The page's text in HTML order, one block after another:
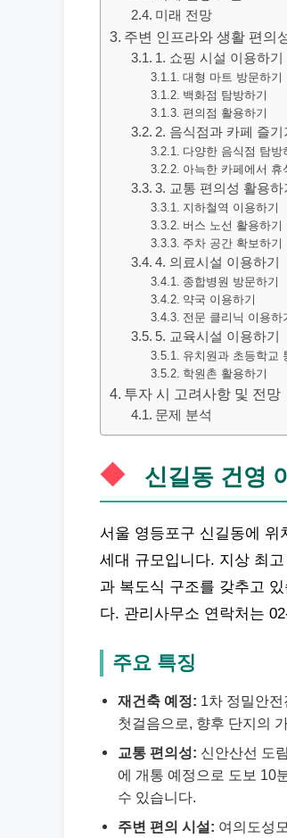
미래 전망
주변 인프라와 생활 편의
1. 쇼핑 시설 이용하기
대형 마트 방문하기
백화점 탐방하기
편의점 활용하기
2. 음식점과 카페 즐기
다양한 음식점 탐방
아늑한 카페에서 휴
3. 교통 편의성 활용하
지하철역 이용하기
버스 노선 활용하기
주차 공간 확보하기
4. 의료시설 이용하기
종합병원 방문하기
약국 이용하기
전문 클리닉 이용하
5. 교육시설 이용하기
유치원과 초등학교
학원촌 활용하기
투자 시 고려사항 및 전망
문제 분석
신길동 건영
서울 영등포구 신길동에 위
세대 규모입니다. 지상 최
과 복도식 구조를 갖추고
다. 관리사무소 연락처는
주요 특징
재건축 예정: 1차 정밀안
첫걸음으로, 향후 단지의
교통 편의성: 신안산선 도
에 개통 예정으로 도보 10
수 있습니다.
주변 편의 시설: 여의도성